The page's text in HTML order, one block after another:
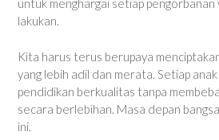
untuk menghargai setiap
lakukan.
Kita harus terus berupaya
yang lebih adil dan merata. Setiap
pendidikan berkualitas tanpa
secara berlebihan. Masa depan
ini.